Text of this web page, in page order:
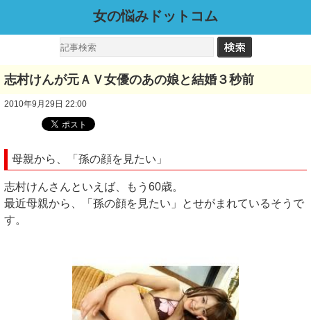
女の悩みドットコム
志村けんが元ＡＶ女優のあの娘と結婚３秒前
2010年9月29日 22:00
母親から、「孫の顔を見たい」
志村けんさんといえば、もう60歳。
最近母親から、「孫の顔を見たい」とせがまれているそうで
す。